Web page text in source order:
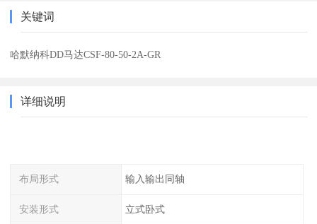
关键词
哈默纳科DD马达CSF-80-50-2A-GR
详细说明
布局形式 输入输出同轴
安装形式 立式卧式